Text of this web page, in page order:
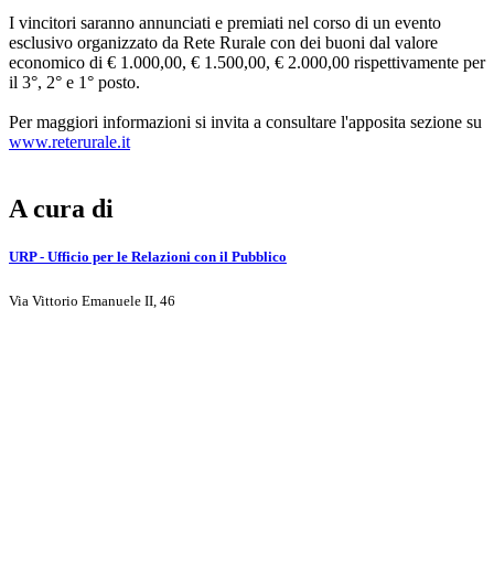
I vincitori saranno annunciati e premiati nel corso di un evento
esclusivo organizzato da Rete Rurale con dei buoni dal valore
economico di € 1.000,00, € 1.500,00, € 2.000,00 rispettivamente per
il 3°, 2° e 1° posto.
Per maggiori informazioni si invita a consultare l'apposita sezione su
www.reterurale.it
A cura di
URP - Ufficio per le Relazioni con il Pubblico
Via Vittorio Emanuele II, 46